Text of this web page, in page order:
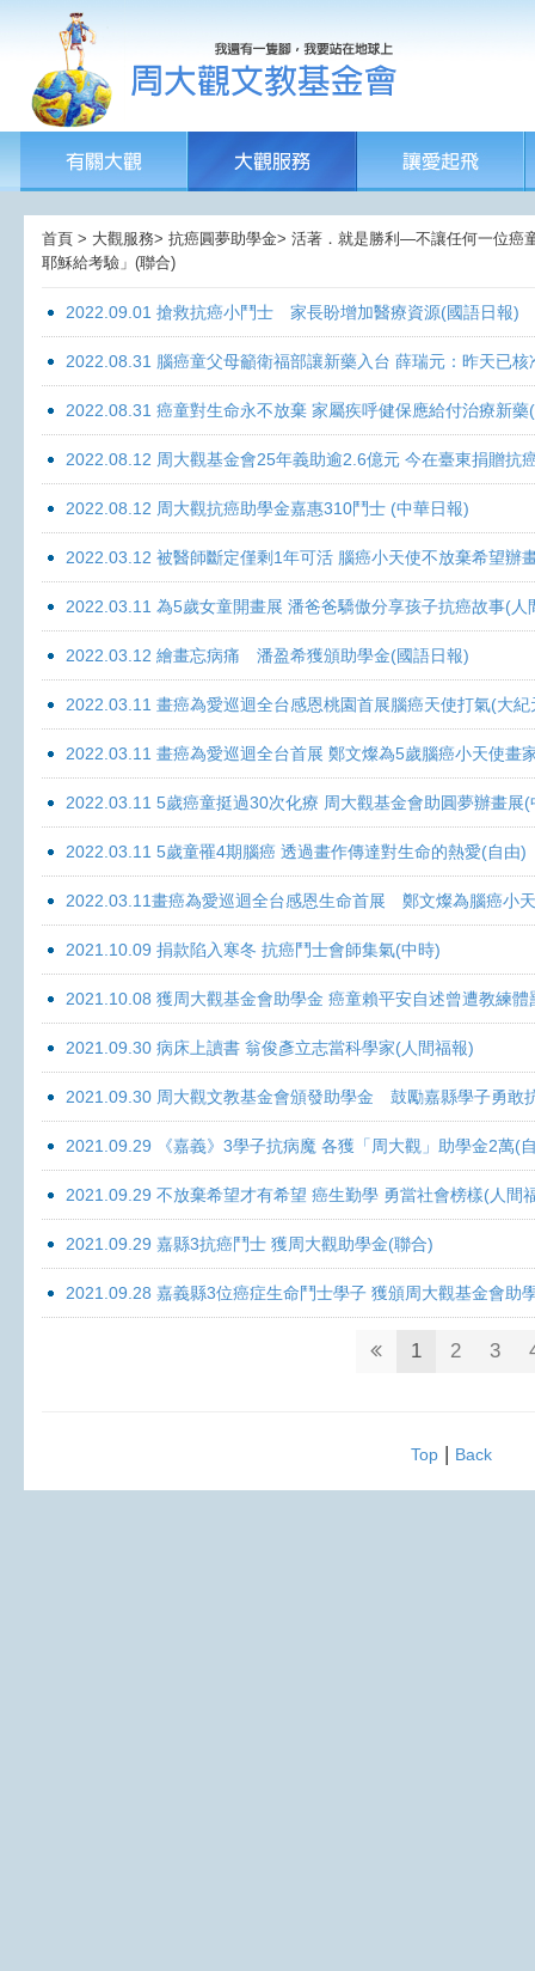
首頁 > 大觀服務> 抗癌圓夢助學金> 活著．就是勝利—不讓任何一位癌
耶穌給考驗」(聯合)
2022.09.01 搶救抗癌小鬥士 家長盼增加醫療資源(國語日報)
2022.08.31 腦癌童父母籲衛福部讓新藥入台 薛瑞元：昨天已
2022.08.31 癌童對生命永不放棄 家屬疾呼健保應給付治療新藥
2022.08.12 周大觀基金會25年義助逾2.6億元 今在臺東捐贈抗
2022.08.12 周大觀抗癌助學金嘉惠310鬥士 (中華日報)
2022.03.12 被醫師斷定僅剩1年可活 腦癌小天使不放棄希望辦
2022.03.11 為5歲女童開畫展 潘爸爸驕傲分享孩子抗癌故事(人
2022.03.12 繪畫忘病痛 潘盈希獲頒助學金(國語日報)
2022.03.11 畫癌為愛巡迴全台感恩桃園首展腦癌天使打氣(大紀
2022.03.11 畫癌為愛巡迴全台首展 鄭文燦為5歲腦癌小天使畫
2022.03.11 5歲癌童挺過30次化療 周大觀基金會助圓夢辦畫展
2022.03.11 5歲童罹4期腦癌 透過畫作傳達對生命的熱愛(自由)
2022.03.11畫癌為愛巡迴全台感恩生命首展 鄭文燦為腦癌小
2021.10.09 捐款陷入寒冬 抗癌鬥士會師集氣(中時)
2021.10.08 獲周大觀基金會助學金 癌童賴平安自述曾遭教練體
2021.09.30 病床上讀書 翁俊彥立志當科學家(人間福報)
2021.09.30 周大觀文教基金會頒發助學金 鼓勵嘉縣學子勇敢
2021.09.29 《嘉義》3學子抗病魔 各獲「周大觀」助學金2萬(
2021.09.29 不放棄希望才有希望 癌生勤學 勇當社會榜樣(人間
2021.09.29 嘉縣3抗癌鬥士 獲周大觀助學金(聯合)
2021.09.28 嘉義縣3位癌症生命鬥士學子 獲頒周大觀基金會助
1 2 3
Top| Back